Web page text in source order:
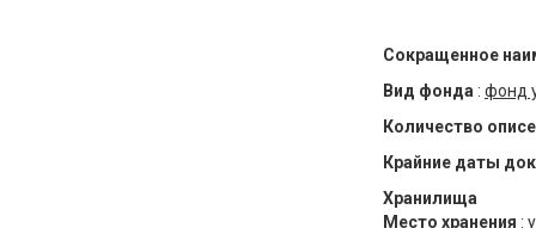
Сокращенное
Вид фонда : фонд
Количество
Крайние даты
Хранилища
Место хранения :